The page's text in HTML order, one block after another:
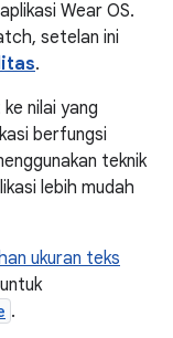
Wear OS.
setelan ini
.
nilai yang
berfungsi
teknik
lebih mudah
ukuran teks
.